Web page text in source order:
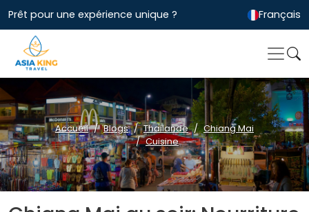
Prêt pour une expérience unique ? Français
Accueil Blogs Thailande
Chiang Mai
Cuisine